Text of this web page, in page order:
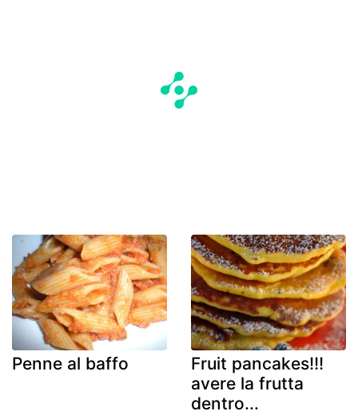
Penne al baffo
Fruit pancakes!!!
avere la frutta
dentro...